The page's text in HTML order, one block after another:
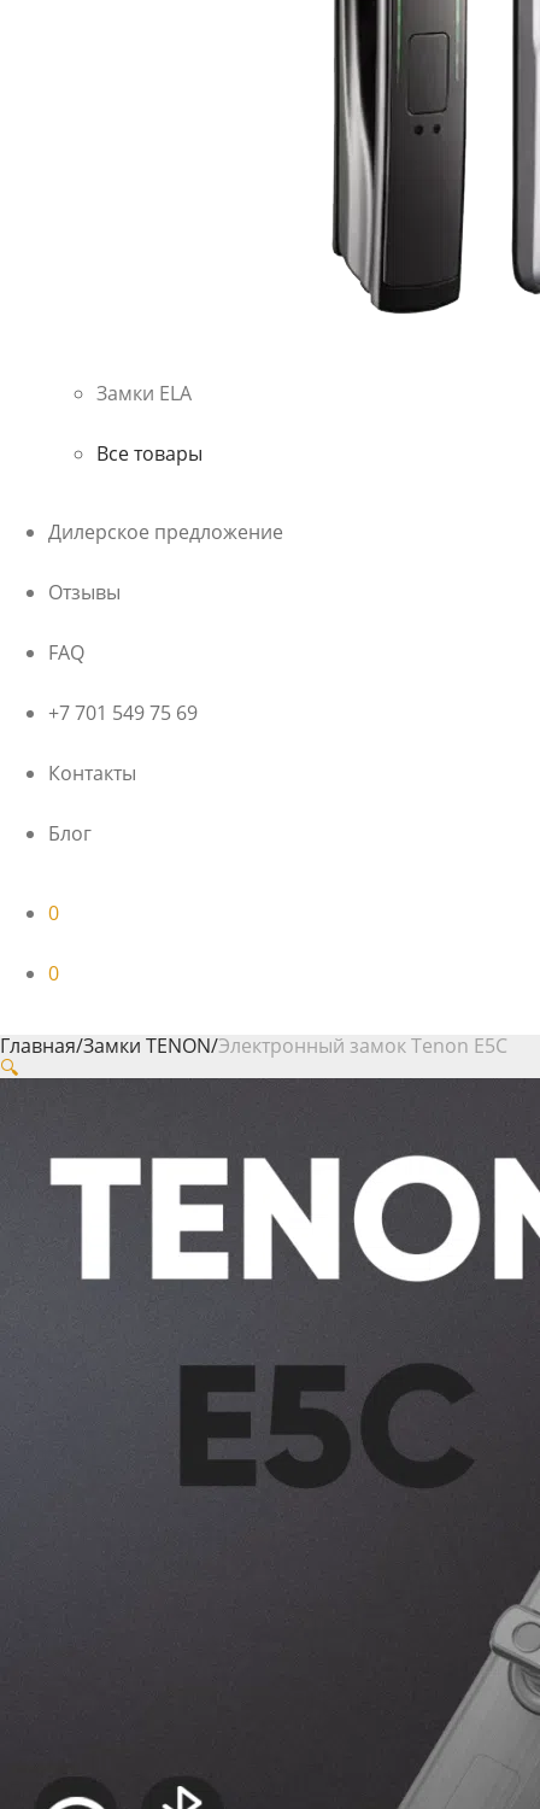
Замки ELA
Все товары
Дилерское предложение
Отзывы
FAQ
+7 701 549 75 69
Контакты
Блог
0
0
Главная/Замки TENON/Электронный замок Tenon E5C
🔍